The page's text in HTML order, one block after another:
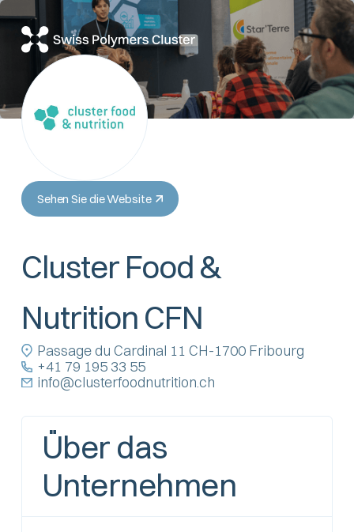
Sehen Sie die Website
Cluster Food &
Nutrition CFN
Passage du Cardinal 11 CH-1700 Fribourg
+41 79 195 33 55
info@clusterfoodnutrition.ch
Über das
Unternehmen